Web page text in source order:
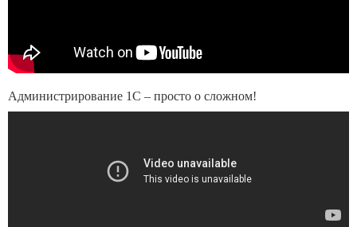
Администрирование 1С – просто о сложном!